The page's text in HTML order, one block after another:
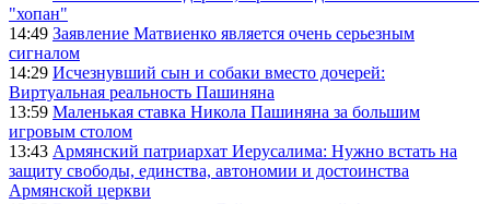
"хопан"
14:49 Заявление Матвиенко является очень серьезным
сигналом
14:29 Исчезнувший сын и собаки вместо дочерей:
Виртуальная реальность Пашиняна
13:59 Маленькая ставка Никола Пашиняна за большим
игровым столом
13:43 Армянский патриархат Иерусалима: Нужно встать на
защиту свободы, единства, автономии и достоинства
Армянской церкви